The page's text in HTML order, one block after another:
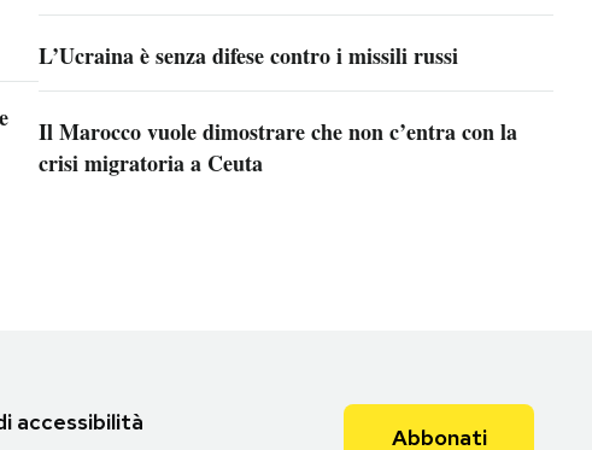
L’Ucraina è senza difese contro i missili russi
Il Marocco vuole dimostrare che non c’entra con la
crisi migratoria a Ceuta
accessibilità
Abbonati